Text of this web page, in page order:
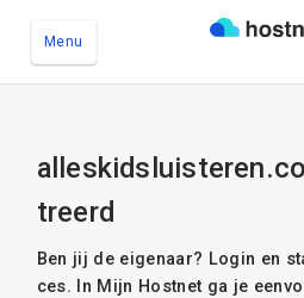
Menu
treerd
Ben jij de eigenaar? Login en
ces. In Mijn Hostnet ga je